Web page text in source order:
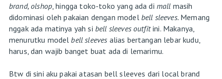
brand, olshop , hingga toko-toko yang ada di mall masih
didominasi oleh pakaian dengan model bell sleeves. Memang
nggak ada matinya yah si bell sleeves outfitini. Makanya,
menurutku modelbell sleeves alias bertangan lebar kudu,
harus, dan wajib banget buat ada di lemarimu.
Btw di sini aku pakai atasan bell sleeves dari local brand